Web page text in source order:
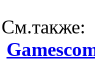
См.также: